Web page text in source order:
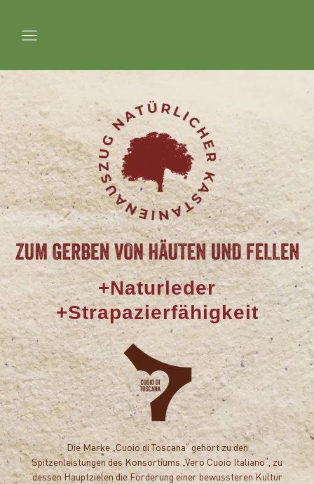
+Naturleder
+Strapazierfähigkeit
Die Marke „Cuoio di Toscana“ gehört zu den
Spitzenleistungen des Konsortiums „Vero Cuoio Italiano“, zu
dessen Hauptzielen die Förderung einer bewussteren Kultur